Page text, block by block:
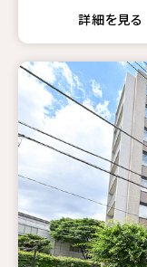
詳細を見る